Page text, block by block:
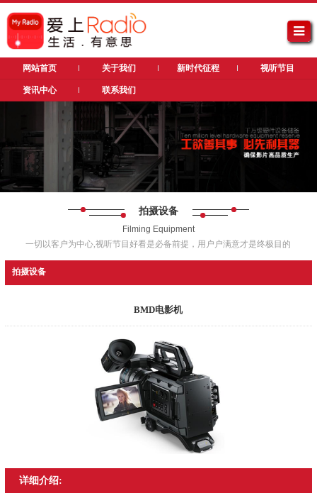
网站首页 关于我们 新时代征程 视听节目
资讯中心 联系我们
拍摄设备
Filming Equipment
一切以客户为中心,视听节目好看是必备前提，用户户满意才是终极目的
拍摄设备
BMD电影机
详细介绍: